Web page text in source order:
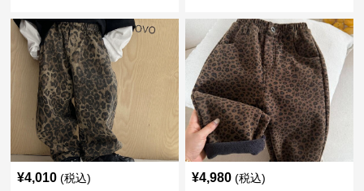
¥4,010 (税込) ¥4,980 (税込)